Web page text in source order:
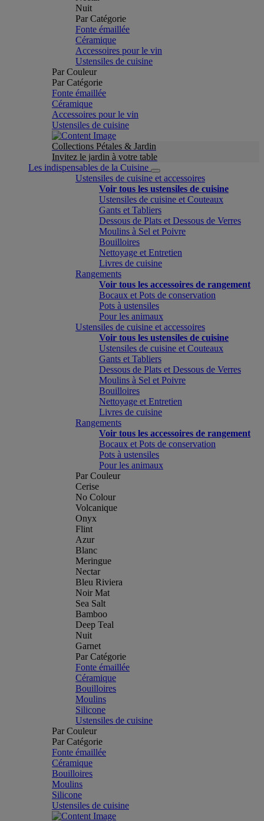
Nuit
Par Catégorie
Fonte émaillée
Céramique
Accessoires pour le vin
Ustensiles de cuisine
Par Couleur
Par Catégorie
Fonte émaillée
Céramique
Accessoires pour le vin
Ustensiles de cuisine
Collections Pétales & Jardin
Invitez le jardin à votre table
Les indispensables de la Cuisine
Ustensiles de cuisine et accessoires
Voir tous les ustensiles de cuisine
Ustensiles de cuisine et Couteaux
Gants et Tabliers
Dessous de Plats et Dessous de Verres
Moulins à Sel et Poivre
Bouilloires
Nettoyage et Entretien
Livres de cuisine
Rangements
Voir tous les accessoires de rangement
Bocaux et Pots de conservation
Pots à ustensiles
Pour les animaux
Ustensiles de cuisine et accessoires
Voir tous les ustensiles de cuisine
Ustensiles de cuisine et Couteaux
Gants et Tabliers
Dessous de Plats et Dessous de Verres
Moulins à Sel et Poivre
Bouilloires
Nettoyage et Entretien
Livres de cuisine
Rangements
Voir tous les accessoires de rangement
Bocaux et Pots de conservation
Pots à ustensiles
Pour les animaux
Par Couleur
Cerise
No Colour
Volcanique
Onyx
Flint
Azur
Blanc
Meringue
Nectar
Bleu Riviera
Noir Mat
Sea Salt
Bamboo
Deep Teal
Nuit
Garnet
Par Catégorie
Fonte émaillée
Céramique
Bouilloires
Moulins
Silicone
Ustensiles de cuisine
Par Couleur
Par Catégorie
Fonte émaillée
Céramique
Bouilloires
Moulins
Silicone
Ustensiles de cuisine